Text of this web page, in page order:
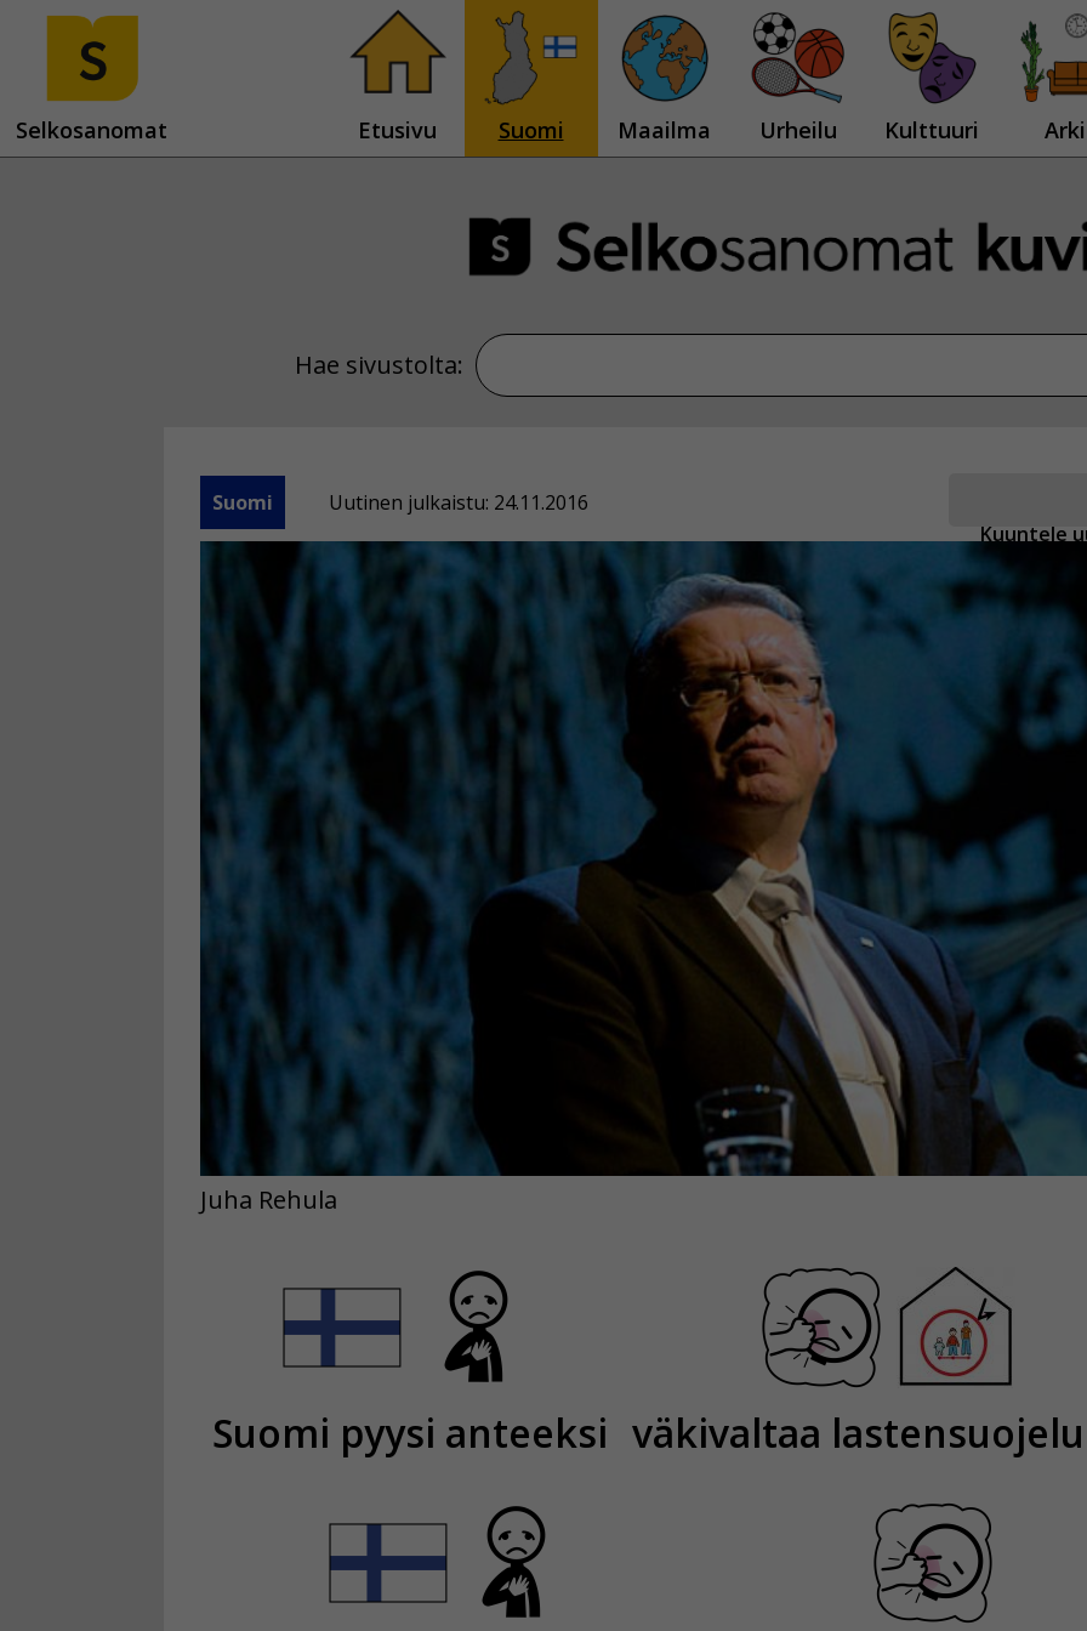
Selkosanomat Etusivu Suomi Maailma Urheilu Kulttuuri Arki
Hae sivustolta:
Suomi
Uutinen julkaistu: 24.11.2016
Kuuntele
Suomi pyysi anteeksi väkivaltaa
Juha Rehula